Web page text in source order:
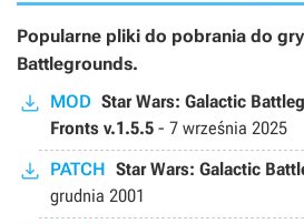
Popularne pliki do pobrania do
Battlegrounds.
MOD Star Wars: Galactic
Fronts v.1.5.5 - 7 września 2025
PATCH Star Wars: Galactic
grudnia 2001